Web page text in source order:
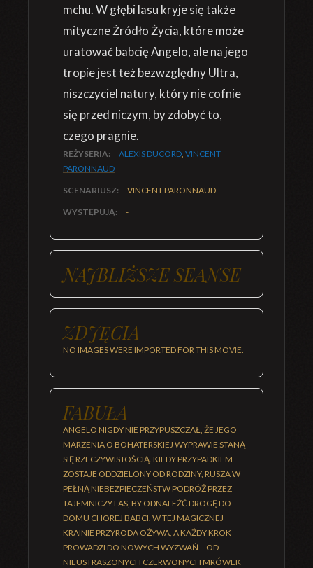
mchu. W głębi lasu kryje się także
mityczne Źródło Życia, które może
uratować babcię Angelo, ale na jego
tropie jest też bezwzględny Ultra,
niszczyciel natury, który nie cofnie
się przed niczym, by zdobyć to,
czego pragnie.
REŻYSERIA: ALEXIS DUCORD, VINCENT
PARONNAUD
SCENARIUSZ: VINCENT PARONNAUD
WYSTĘPUJĄ: -
NAJBLIŻSZE SEANSE
ZDJĘCIA
NO IMAGES WERE IMPORTED FOR THIS MOVIE.
FABUŁA
ANGELO NIGDY NIE PRZYPUSZCZAŁ, ŻE JEGO
MARZENIA O BOHATERSKIEJ WYPRAWIE STANĄ
SIĘ RZECZYWISTOŚCIĄ. KIEDY PRZYPADKIEM
ZOSTAJE ODDZIELONY OD RODZINY, RUSZA W
PEŁNĄ NIEBEZPIECZEŃSTW PODRÓŻ PRZEZ
TAJEMNICZY LAS, BY ODNALEŹĆ DROGĘ DO
DOMU CHOREJ BABCI. W TEJ MAGICZNEJ
KRAINIE PRZYRODA OŻYWA, A KAŻDY KROK
PROWADZI DO NOWYCH WYZWAŃ – OD
NIEUSTRASZONYCH CZERWONYCH MRÓWEK